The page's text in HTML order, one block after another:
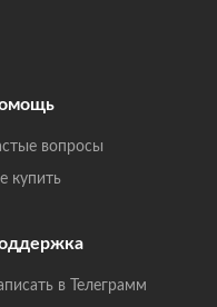
вопросы
купить
в Телеграмм